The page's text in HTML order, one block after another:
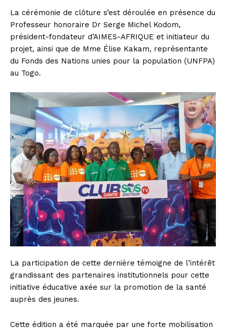
La cérémonie de clôture s’est déroulée en présence du
Professeur honoraire Dr Serge Michel Kodom,
président-fondateur d’AIMES-AFRIQUE et initiateur du
projet, ainsi que de Mme Élise Kakam, représentante
du Fonds des Nations unies pour la population (UNFPA)
au Togo.
La participation de cette dernière témoigne de l’intérêt
grandissant des partenaires institutionnels pour cette
initiative éducative axée sur la promotion de la santé
auprès des jeunes.
Cette édition a été marquée par une forte mobilisation